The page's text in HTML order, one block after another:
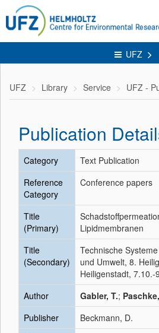
UFZ
UFZ Library Service UFZ -
Publication
Category
Text Publication
Reference
Category
Conference papers
Title
(Primary)
Lipidmembranen
Title
(Secondary)
Technische
und Umwelt, 8.
Heiligenstadt, 7.10.-
Author
Gabler, T.;
Publisher
Beckmann, D.